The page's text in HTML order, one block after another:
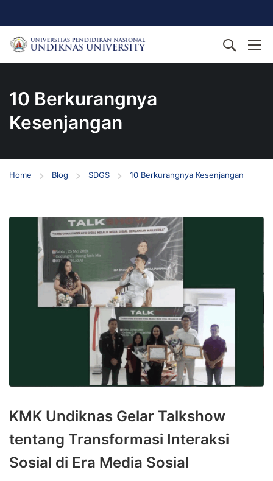
10 Berkurangnya
Kesenjangan
Home Blog SDGS 10 Berkurangnya Kesenjangan
KMK Undiknas Gelar Talkshow
tentang Transformasi Interaksi
Sosial di Era Media Sosial